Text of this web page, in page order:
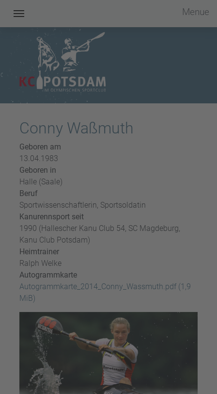
Kanu Club Potsdam im OSC e.V. Menue
Conny Waßmuth
Geboren am
13.04.1983
Geboren in
Halle (Saale)
Beruf
Sportwissenschaftlerin, Sportsoldatin
Kanurennsport seit
1990 (Hallescher Kanu Club 54, SC Magdeburg,
Kanu Club Potsdam)
Heimtrainer
Ralph Welke
Autogrammkarte
Autogrammkarte_2014_Conny_Wassmuth.pdf (1,9
MiB)